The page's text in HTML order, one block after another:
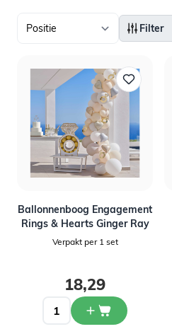
Filter
Ballonnenboog Engagement
Rings & Hearts Ginger Ray
Verpakt per 1 set
18,29